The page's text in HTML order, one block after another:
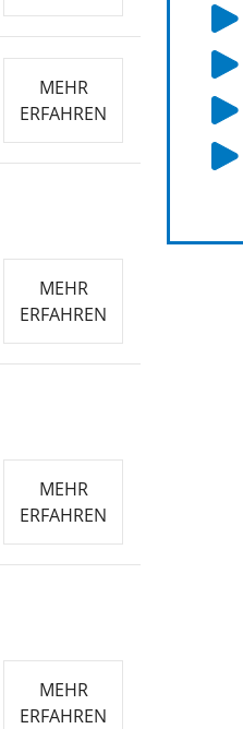
MEHR
ERFAHREN
MEHR
ERFAHREN
MEHR
ERFAHREN
MEHR
ERFAHREN